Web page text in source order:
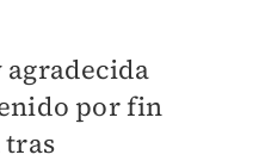
agradecida
por fin
tras